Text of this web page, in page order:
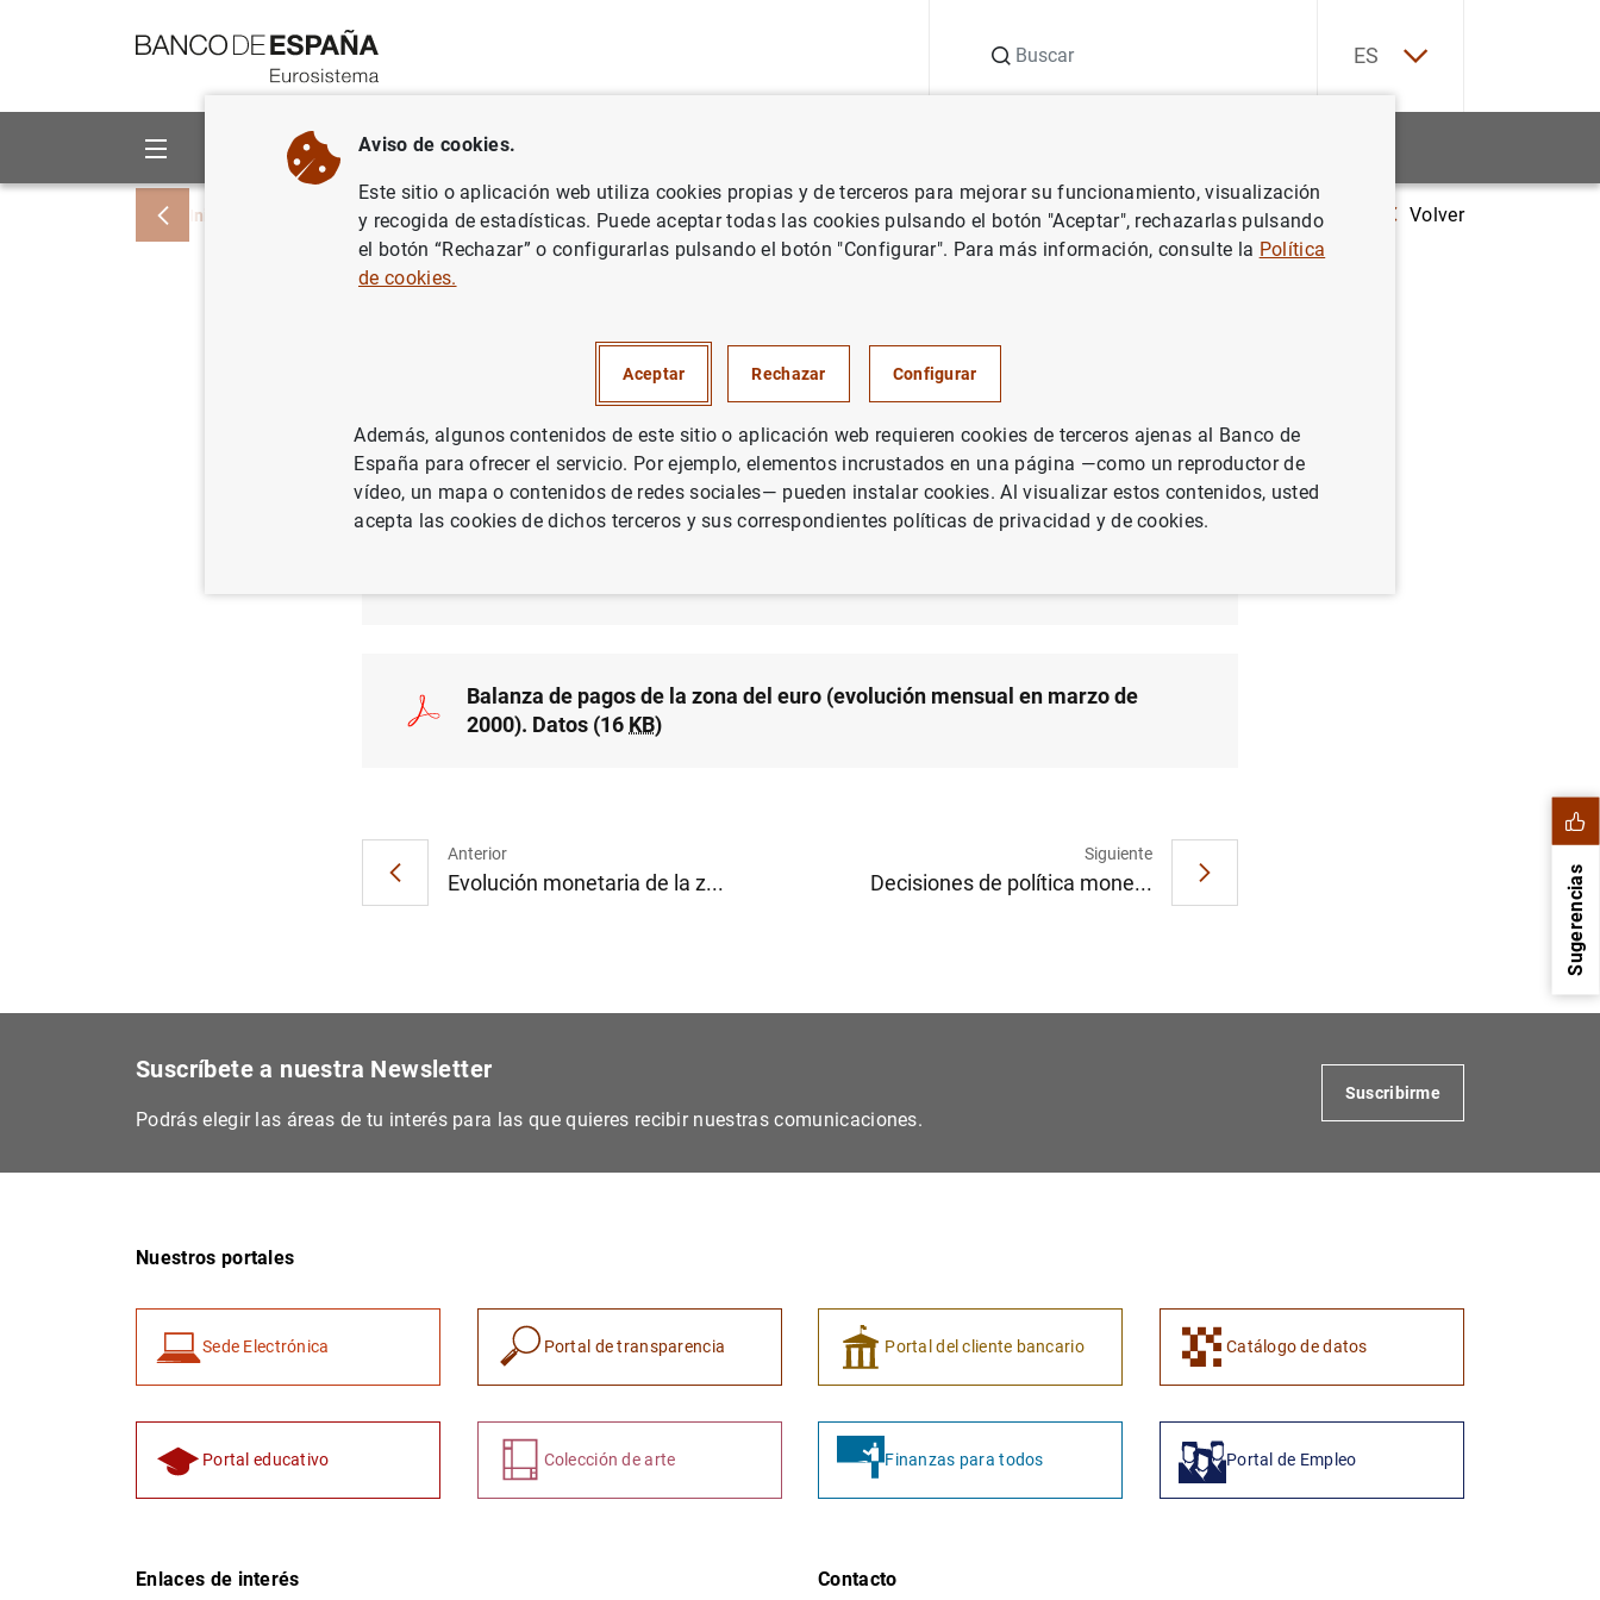
ES
Sobre el Banco Áreas de actuación
Inicio Noticias y eventos Noticias del Banco Central Europeo Notas de prensa del Banco Central Europeo Balanza de pagos de la zona del euro (evolución mensual en marzo
Volver
mensual en marzo de 2000)
29/05/2000
Balanza de pagos de la zona del euro (evolución mensual en marzo de
2000). Datos (16 KB)
Anterior
Evolución monetaria de la z...
Siguiente
Decisiones de política mone... Sugerencias
1 2
Suscríbete a nuestra Newsletter
Podrás elegir las áreas de tu interés para las que quieres recibir nuestras comunicaciones.
Suscribirme
Nuestros portales
Sede Electrónica Portal de transparencia Portal del cliente bancario Catálogo de datos
Portal educativo Colección de arte Finanzas para todos Portal de Empleo
Enlaces de interés Contacto
Aviso de cookies.
Este sitio o aplicación web utiliza cookies propias y de terceros para mejorar su funcionamiento, visualización
y recogida de estadísticas. Puede aceptar todas las cookies pulsando el botón "Aceptar", rechazarlas pulsando
el botón “Rechazar” o configurarlas pulsando el botón "Configurar". Para más información, consulte la Política
de cookies.
Aceptar Rechazar Configurar
Además, algunos contenidos de este sitio o aplicación web requieren cookies de terceros ajenas al Banco de
España para ofrecer el servicio. Por ejemplo, elementos incrustados en una página —como un reproductor de
vídeo, un mapa o contenidos de redes sociales— pueden instalar cookies. Al visualizar estos contenidos, usted
acepta las cookies de dichos terceros y sus correspondientes políticas de privacidad y de cookies.